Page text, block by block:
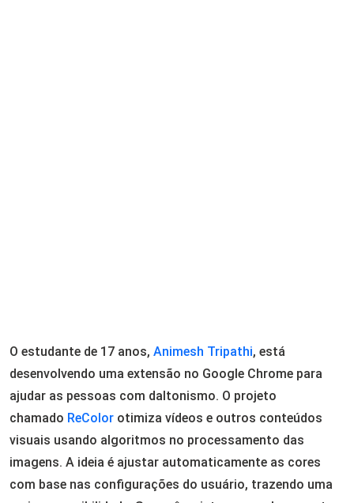
O estudante de 17 anos, Animesh Tripathi, está
desenvolvendo uma extensão no Google Chrome para
ajudar as pessoas com daltonismo. O projeto
chamado ReColor otimiza vídeos e outros conteúdos
visuais usando algoritmos no processamento das
imagens. A ideia é ajustar automaticamente as cores
com base nas configurações do usuário, trazendo uma